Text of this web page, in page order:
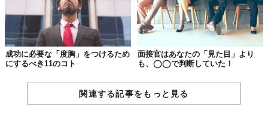
成功に必要な「度胸」をつけるため
にするべき11のコト
面接官はあなたの「見た目」より
も、◯◯で判断していた！
関連する記事をもっと見る